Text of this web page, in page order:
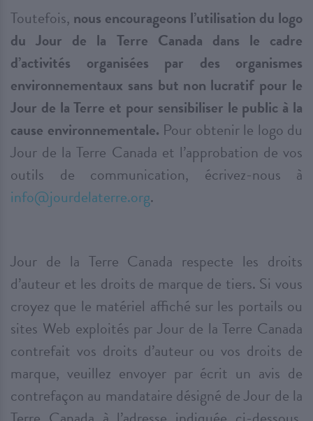
Toutefois, nous encourageons l’utilisation du logo
du Jour de la Terre Canada dans le cadre
d’activités organisées par des organismes
environnementaux sans but non lucratif pour le
Jour de la Terre et pour sensibiliser le public à la
cause environnementale. Pour obtenir le logo du
Jour de la Terre Canada et l’approbation de vos
outils de communication, écrivez-nous à
info@jourdelaterre.org.
Jour de la Terre Canada respecte les droits
d’auteur et les droits de marque de tiers. Si vous
croyez que le matériel affiché sur les portails ou
sites Web exploités par Jour de la Terre Canada
contrefait vos droits d’auteur ou vos droits de
marque, veuillez envoyer par écrit un avis de
contrefaçon au mandataire désigné de Jour de la